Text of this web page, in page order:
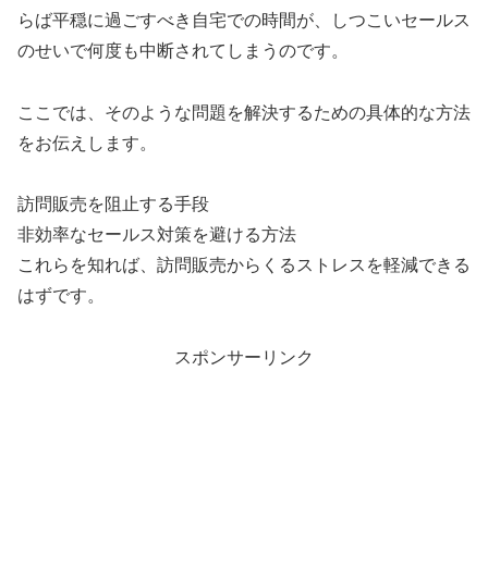
らば平穏に過ごすべき自宅での時間が、しつこいセールス
のせいで何度も中断されてしまうのです。
ここでは、そのような問題を解決するための具体的な方法
をお伝えします。
訪問販売を阻止する手段
非効率なセールス対策を避ける方法
これらを知れば、訪問販売からくるストレスを軽減できる
はずです。
スポンサーリンク